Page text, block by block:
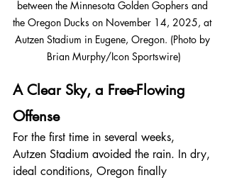
between the Minnesota Golden Gophers and
the Oregon Ducks on November 14, 2025, at
Autzen Stadium in Eugene, Oregon. (Photo by
Brian Murphy/Icon Sportswire)
A Clear Sky, a Free-Flowing
Offense
For the first time in several weeks,
Autzen Stadium avoided the rain. In dry,
ideal conditions, Oregon finally